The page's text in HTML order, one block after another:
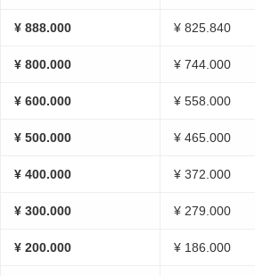
¥ 888.000 ¥ 825.840
¥ 800.000 ¥ 744.000
¥ 600.000 ¥ 558.000
¥ 500.000 ¥ 465.000
¥ 400.000 ¥ 372.000
¥ 300.000 ¥ 279.000
¥ 200.000 ¥ 186.000